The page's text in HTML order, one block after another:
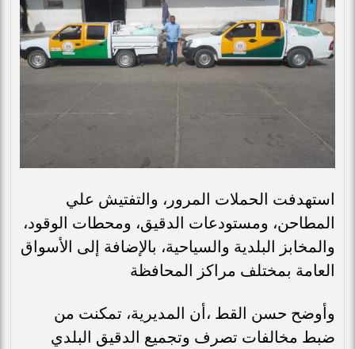
استهدفت الحملات المرور، والتفتيش علي
المطاحن، ومستودعات الدقيق، ومحطات الوقود،
والمخابز البلدية والسياحية، بالإضافة إلى الأسواق
العامة بمختلف مراكز المحافظة
وأوضح حسن القط ،أن المديرية، تمكنت من
ضبط مخالفات تصرف وتجميع الدقيق البلدي